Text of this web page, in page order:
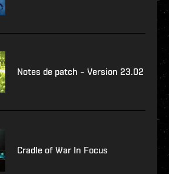
Notes de patch – Version 23.02
Cradle of War In Focus